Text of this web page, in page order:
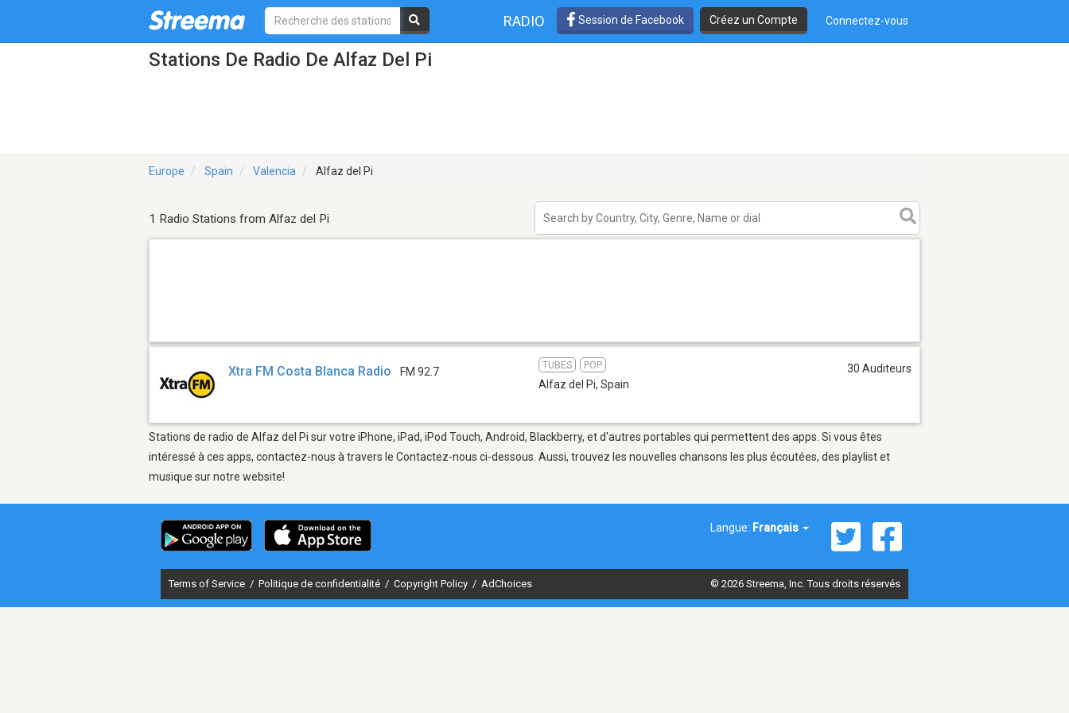
RADIO Session de Facebook Créez un Compte Connectez-vous
Stations De Radio De Alfaz Del Pi
Europe Spain Valencia Alfaz del Pi
1 Radio Stations from Alfaz del Pi
Xtra FM Costa Blanca Radio FM 92.7
TUBES POP
Alfaz del Pi, Spain
30 Auditeurs
Stations de radio de Alfaz del Pi sur votre iPhone, iPad, iPod Touch, Android, Blackberry, et d'autres portables qui permettent des apps. Si vous êtes
intéressé à ces apps, contactez-nous à travers le Contactez-nous ci-dessous. Aussi, trouvez les nouvelles chansons les plus écoutées, des playlist et
musique sur notre website!
Langue: Français
Terms of Service / Politique de confidentialité / Copyright Policy / AdChoices © 2026 Streema, Inc. Tous droits réservés